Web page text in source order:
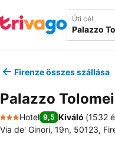
Úti cél
Firenze összes szállása
Palazzo
3 Kategória
Hotel 9,5 Kiváló (1532
Via de' Ginori, 19n, 50123,